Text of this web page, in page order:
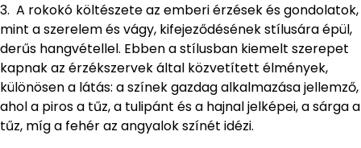
3. A rokokó költészete az emberi érzések és gondolatok,
mint a szerelem és vágy, kifejeződésének stílusára épül,
derűs hangvétellel. Ebben a stílusban kiemelt szerepet
kapnak az érzékszervek által közvetített élmények,
különösen a látás: a színek gazdag alkalmazása jellemző,
ahol a piros a tűz, a tulipánt és a hajnal jelképei, a sárga a
tűz, míg a fehér az angyalok színét idézi.